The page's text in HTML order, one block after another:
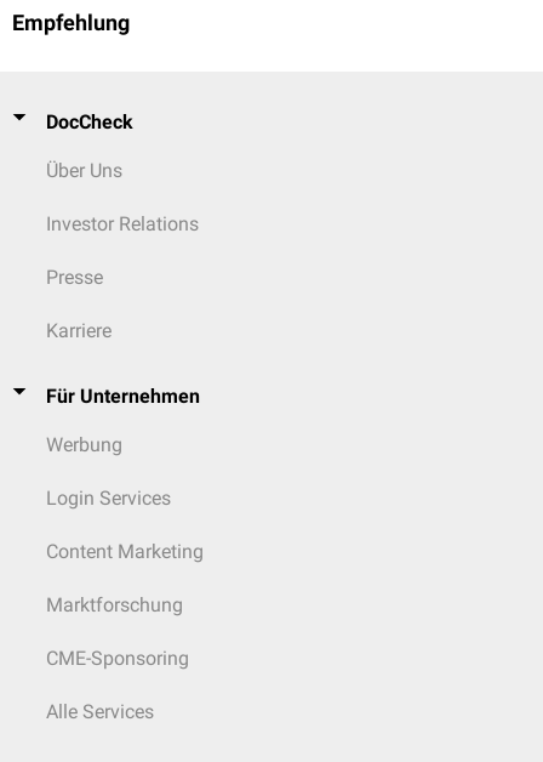
Empfehlung
DocCheck
Über Uns
Investor Relations
Presse
Karriere
Für Unternehmen
Werbung
Login Services
Content Marketing
Marktforschung
CME-Sponsoring
Alle Services